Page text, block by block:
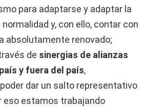
para adaptarse y adaptar la
y, con ello, contar con
absolutamente renovado;
de sinergias de alianzas
y fuera del país,
dar un salto representativo
eso estamos trabajando